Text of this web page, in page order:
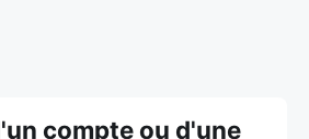
vente de
compte ou d'une